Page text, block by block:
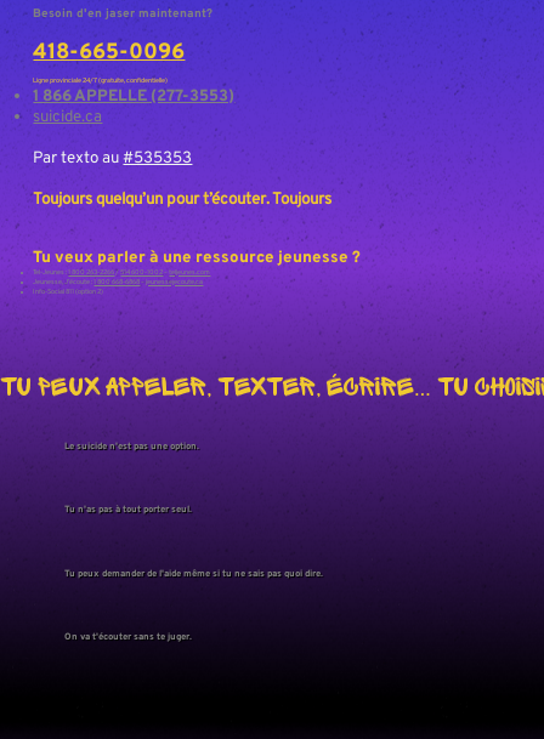
Besoin d'en jaser maintenant?
418-665-0096
Ligne provinciale 24/7 (gratuite, confidentielle)
1 866 APPELLE (277-3553)
suicide.ca
Par texto au#535353
Toujours quelqu’un pour t’écouter. Toujours
Tu veux parler à une ressource jeunesse ?
Tel-Jeunes : 1 800 263-2266/514 600-1002– teljeunes.com
Jeunesse, J’écoute : 1 800 668-6868 – jeunessejecoute.ca
Info-Social 811 (option 2)
Tu peux appeler, texter, écrire… tu
Le suicide n'est pas une option.
Tu n'as pas à tout porter seul.
Tu peux demander de l'aide même si tu ne sais pas quoi dire.
On va t'écouter sans te juger.